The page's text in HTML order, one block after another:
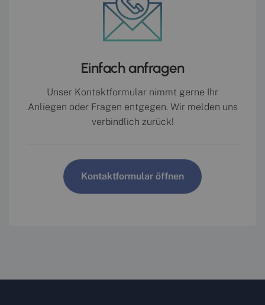
Einfach anfragen
Unser Kontaktformular nimmt gerne Ihr
Anliegen oder Fragen entgegen. Wir melden uns
verbindlich zurück!
Kontaktformular öffnen